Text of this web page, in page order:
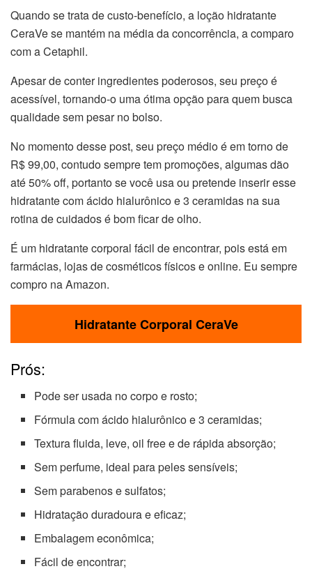
Quando se trata de custo-benefício, a loção hidratante
CeraVe se mantém na média da concorrência, a comparo
com a Cetaphil.
Apesar de conter ingredientes poderosos, seu preço é
acessível, tornando-o uma ótima opção para quem busca
qualidade sem pesar no bolso.
No momento desse post, seu preço médio é em torno de
R$ 99,00, contudo sempre tem promoções, algumas dão
até 50% off, portanto se você usa ou pretende inserir esse
hidratante com ácido hialurônico e 3 ceramidas na sua
rotina de cuidados é bom ficar de olho.
É um hidratante corporal fácil de encontrar, pois está em
farmácias, lojas de cosméticos físicos e online. Eu sempre
compro na Amazon.
Hidratante Corporal CeraVe
Prós:
Pode ser usada no corpo e rosto;
Fórmula com ácido hialurônico e 3 ceramidas;
Textura fluida, leve, oil free e de rápida absorção;
Sem perfume, ideal para peles sensíveis;
Sem parabenos e sulfatos;
Hidratação duradoura e eficaz;
Embalagem econômica;
Fácil de encontrar;